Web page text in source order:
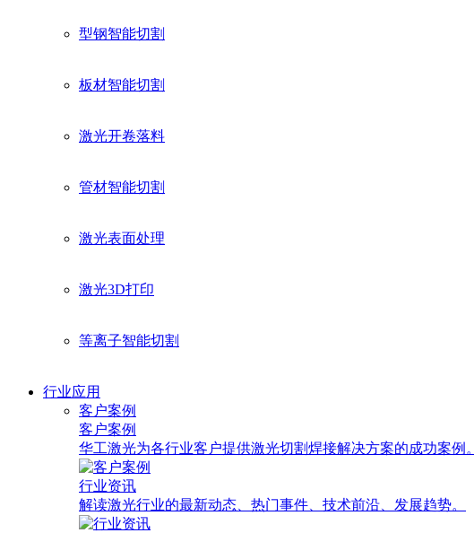
型钢智能切割
板材智能切割
激光开卷落料
管材智能切割
激光表面处理
激光3D打印
等离子智能切割
行业应用
客户案例
客户案例
华工激光为各行业客户提供激光切割焊接解决方案的成功案例。
行业资讯
解读激光行业的最新动态、热门事件、技术前沿、发展趋势。